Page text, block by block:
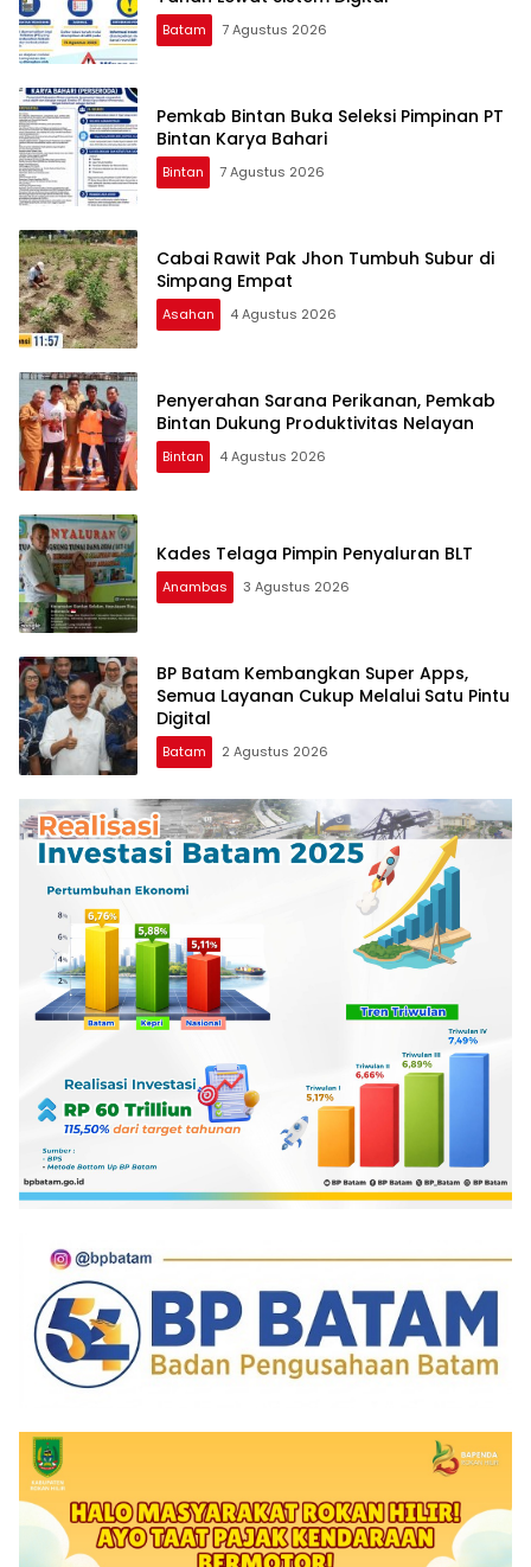
Batam 7 Agustus 2026
Pemkab Bintan Buka Seleksi Pimpinan PT
Bintan Karya Bahari
Bintan 7 Agustus 2026
Cabai Rawit Pak Jhon Tumbuh Subur di
Simpang Empat
Asahan 4 Agustus 2026
Penyerahan Sarana Perikanan, Pemkab
Bintan Dukung Produktivitas Nelayan
Bintan 4 Agustus 2026
Kades Telaga Pimpin Penyaluran BLT
Anambas 3 Agustus 2026
BP Batam Kembangkan Super Apps,
Semua Layanan Cukup Melalui Satu Pintu
Digital
Batam 2 Agustus 2026